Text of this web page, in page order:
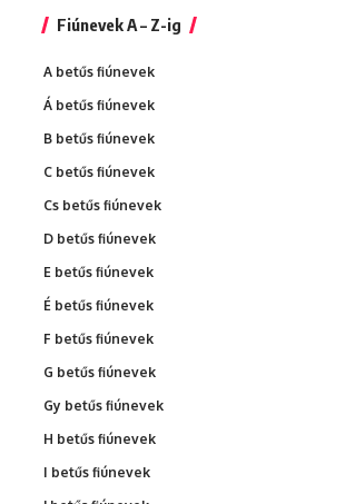
Fiúnevek A – Z-ig
A betűs fiúnevek
Á betűs fiúnevek
B betűs fiúnevek
C betűs fiúnevek
Cs betűs fiúnevek
D betűs fiúnevek
E betűs fiúnevek
É betűs fiúnevek
F betűs fiúnevek
G betűs fiúnevek
Gy betűs fiúnevek
H betűs fiúnevek
I betűs fiúnevek